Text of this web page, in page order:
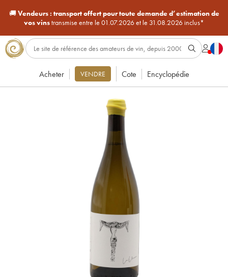
🚚Vendeurs : transport offert pour toute demande d’estimation de
vos vinstransmise entre le 01.07.2026 et le 31.08.2026 inclus*
Acheter VENDRE Cote Encyclopédie